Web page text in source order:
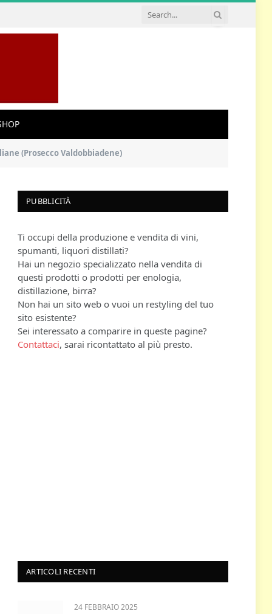
(Prosecco Valdobbiadene)
PUBBLICITÀ
Ti occupi della produzione e vendita di vini,
spumanti, liquori distillati?
Hai un negozio specializzato nella vendita di
questi prodotti o prodotti per enologia,
distillazione, birra?
Non hai un sito web o vuoi un restyling del tuo
sito esistente?
Sei interessato a comparire in queste pagine?
Contattaci, sarai ricontattato al più presto.
ARTICOLI RECENTI
24 FEBBRAIO 2025